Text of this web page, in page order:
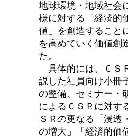
地球環境・地域社会
様に対する「経済的
値」を創造すること
を高めていく価値創
た。
具体的には、ＣＳ
説した社員向け小冊
の整備、セミナー・
によるＣＳＲに対す
ＳＲの更なる「浸透
の増大」「経済的価